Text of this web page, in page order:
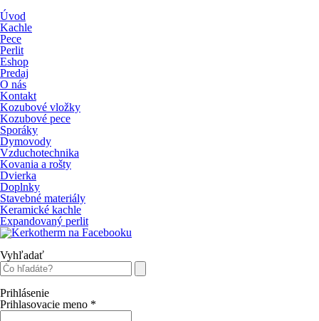
Úvod
Kachle
Pece
Perlit
Eshop
Predaj
O nás
Kontakt
Kozubové vložky
Kozubové pece
Sporáky
Dymovody
Vzduchotechnika
Kovania a rošty
Dvierka
Doplnky
Stavebné materiály
Keramické kachle
Expandovaný perlit
Vyhľadať
Prihlásenie
Prihlasovacie meno *